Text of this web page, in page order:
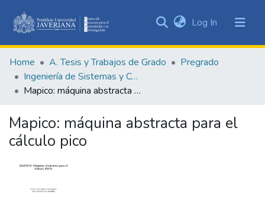
&
Collections
Statistics
Log In (current)
Home A. Tesis y Trabajos de Grado
Pregrado
Ingeniería de Sistemas y Computación
Mapico: máquina abstracta para el cálculo pico
Mapico: máquina abstracta para el
cálculo pico